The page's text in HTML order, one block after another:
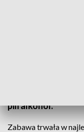
pili alkohol.
Zabawa trwała w